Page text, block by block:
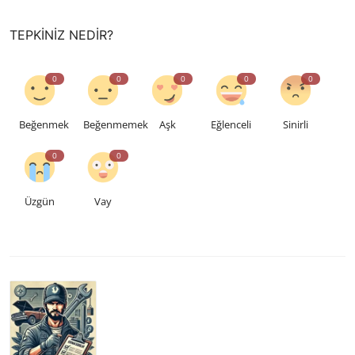
TEPKINIZ NEDIR?
0
Beğenmek
0
Beğenmemek
0
Aşk
0
Eğlenceli
0
Sinirli
0
Üzgün
0
Vay